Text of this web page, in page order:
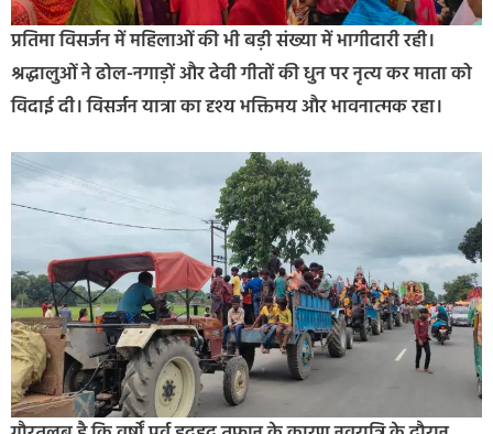
प्रतिमा विसर्जन में महिलाओं की भी बड़ी संख्या में भागीदारी रही।
श्रद्धालुओं ने ढोल-नगाड़ों और देवी गीतों की धुन पर नृत्य कर माता को
विदाई दी। विसर्जन यात्रा का दृश्य भक्तिमय और भावनात्मक रहा।